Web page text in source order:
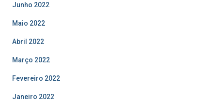
Junho 2022
Maio 2022
Abril 2022
Março 2022
Fevereiro 2022
Janeiro 2022